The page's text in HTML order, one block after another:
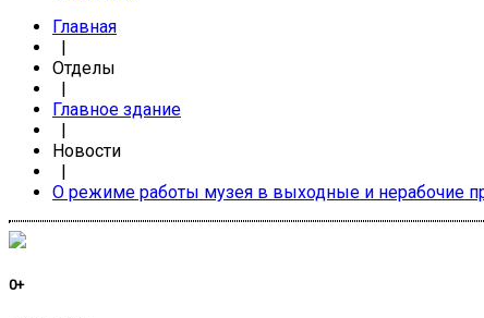
Главная
|
Отделы
|
Главное здание
|
Новости
|
О режиме работы музея в выходные и нерабочие
0+